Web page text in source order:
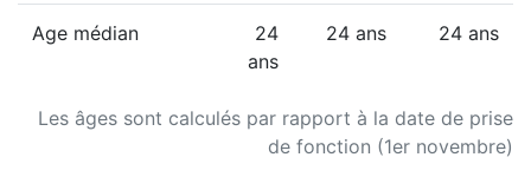
Les âges sont calculés par rapport à la date de prise
de fonction (1er novembre)
Age médian
24
ans
24 ans 24 ans